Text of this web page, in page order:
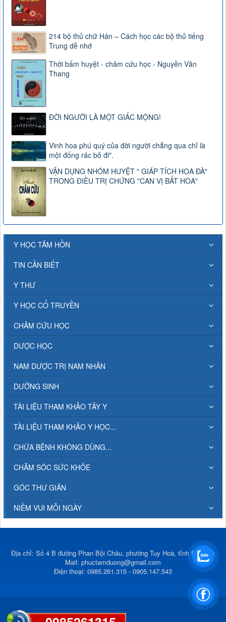
214 bộ thủ chữ Hán – Cách học các bộ thủ tiếng
Trung dễ nhớ
Thời bấm huyệt - châm cứu học - Nguyễn Văn
Thang
ĐỜI NGƯỜI LÀ MỘT GIẤC MỘNG!
Vinh hoa phú quý của đời người chẳng qua chỉ là
một đống rác bỏ đi".
VẬN DỤNG NHÓM HUYỆT " GIÁP TÍCH HOA ĐÀ"
TRONG ĐIỀU TRỊ CHỨNG "CAN VỊ BẤT HÒA"
Y HỌC TÂM HỒN
TIN CẦN BIẾT
Y THƯ
Y HỌC CỔ TRUYỀN
CHÂM CỨU HỌC
DƯỢC HỌC
NAM DƯỢC TRỊ NAM NHÂN
DƯỠNG SINH
TÀI LIỆU THAM KHẢO TÂY Y
TÀI LIỆU THAM KHẢO Y HỌC...
CHỮA BỆNH KHÔNG DÙNG...
CHĂM SÓC SỨC KHỎE
GÓC THƯ GIÃN
NIỀM VUI MỖI NGÀY
Địa chỉ: Số 4 B đường Phan Bội Châu, phường Tuy Hoà, tỉnh Đắk Lắk
Mail: phuctamduong@gmail.com
Điện thoại: 0985.261.315 - 0905.147.543